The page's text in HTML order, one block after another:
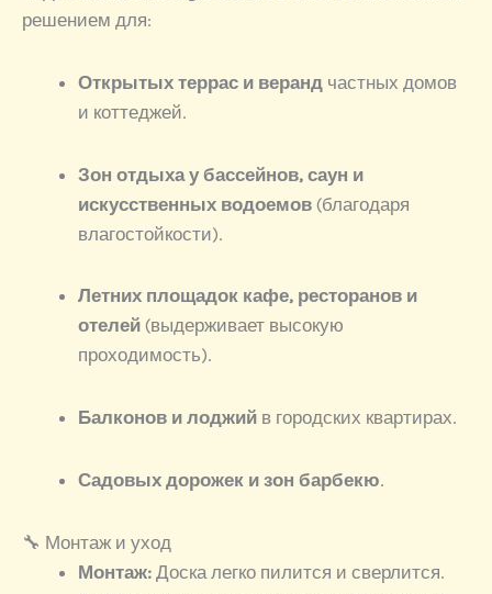
решением для:
Открытых террас и веранд частных домов
и коттеджей.
Зон отдыха у бассейнов, саун и
искусственных водоемов (благодаря
влагостойкости).
Летних площадок кафе, ресторанов и
отелей (выдерживает высокую
проходимость).
Балконов и лоджий в городских квартирах.
Садовых дорожек и зон барбекю.
🔧 Монтаж и уход
Монтаж: Доска легко пилится и сверлится.